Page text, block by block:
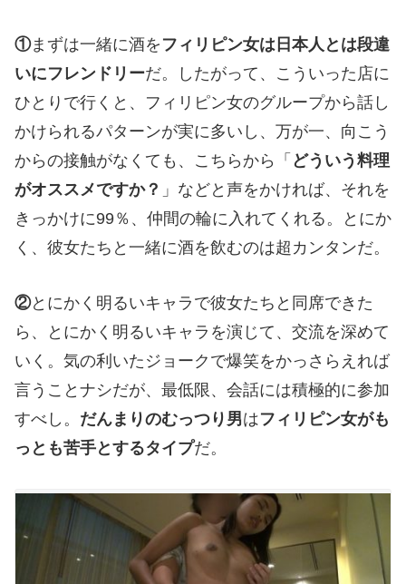
①まずは一緒に酒を フィリピン女は日本人とは段違
いにフレンドリーだ。したがって、こういった店に
ひとりで行くと、フィリピン女のグループから話し
かけられるパターンが実に多いし、万が一、向こう
からの接触がなくても、こちらから「 どういう料理
がオススメですか？ 」などと声をかければ、それを
きっかけに99％、仲間の輪に入れてくれる。とにか
く、彼女たちと一緒に酒を飲むのは超カンタンだ。
②とにかく明るいキャラで彼女たちと同席できた
ら、とにかく明るいキャラを演じて、交流を深めて
いく。気の利いたジョークで爆笑をかっさらえれば
言うことナシだが、最低限、会話には積極的に参加
すべし。 だんまりのむっつり男はフィリピン女がも
っとも苦手とするタイプだ。